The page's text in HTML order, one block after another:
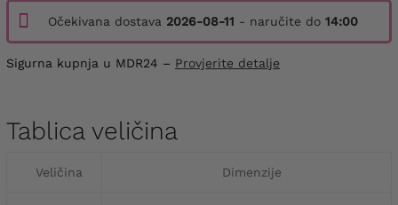
Očekivana dostava 2026-08-11 - naručite do 14:00
Sigurna kupnja u MDR24 – Provjerite detalje
Tablica veličina
Veličina Dimenzije